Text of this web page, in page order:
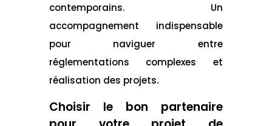
contemporains. Un
accompagnement indispensable
pour naviguer entre
réglementations complexes et
réalisation des projets.
Choisir le bon partenaire